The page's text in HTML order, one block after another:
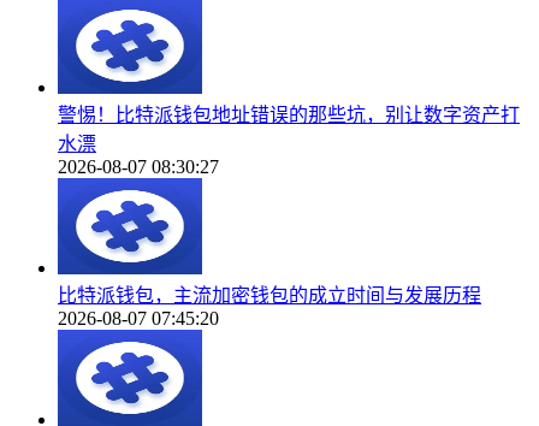
警惕！比特派钱包地址错误的那些坑，别让数字资产打
水漂
2026-08-07 08:30:27
比特派钱包，主流加密钱包的成立时间与发展历程
2026-08-07 07:45:20